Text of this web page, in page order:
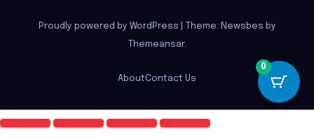
Proudly powered by WordPress Theme: Newsbes by
Themeansar.
AboutContact Us
0